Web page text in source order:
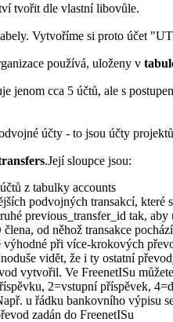
tvořit dle vlastní libovůle.
Vytvoříme si proto účet
používá, uloženy v
jenom cca 5 účtů, ale s
účty - to jsou účty
.Její sloupce jsou:
z tabulky accounts
podvojných transakcí,
previous_transfer_id tak,
od něhož transakce
výhodné při více-krokových
vidět, že i ty ostatní
vytvořil. Ve FreenetISu
2=vstupní příspěvek,
u řádku bankovního výpisu
zadán do FreenetISu